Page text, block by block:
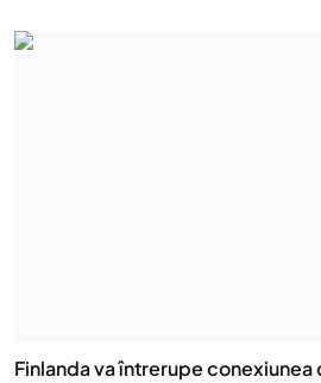
Finlanda va întrerupe